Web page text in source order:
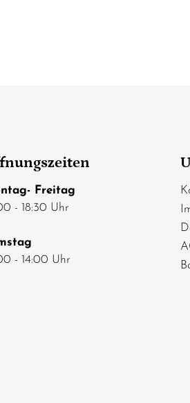
Freitag
- 18:30 Uhr
- 14:00 Uhr